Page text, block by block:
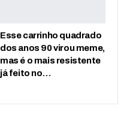
Esse carrinho quadrado
dos anos 90 virou meme,
mas é o mais resistente
já feito no…